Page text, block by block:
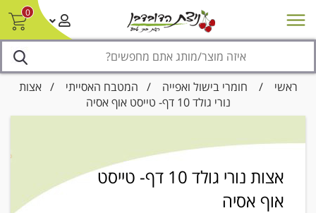
0
מבצעים סניפים צור קשר/ביטול הזמנה
ראשי / חומרי בישול ואפייה / המטבח האסייתי / אצות
נורי גולד 10 דף- טייסט אוף אסיה
אצות נורי גולד 10 דף- טייסט
אוף אסיה